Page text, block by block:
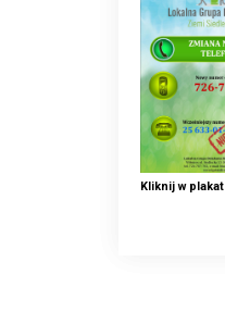
Kliknij w plakat